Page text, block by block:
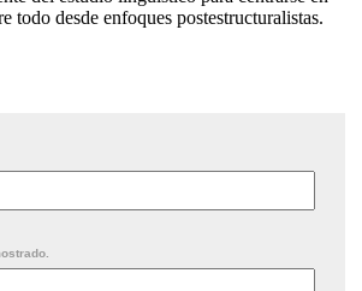
todo desde enfoques postestructuralistas.